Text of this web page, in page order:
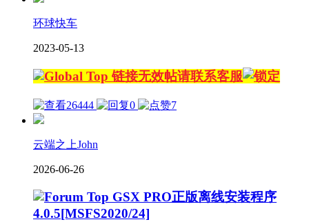
环球快车
2023-05-13
链接无效帖请联系客服
26444 0 7
云端之上John
2026-06-26
GSX PRO正版离线安装程序
4.0.5[MSFS2020/24]